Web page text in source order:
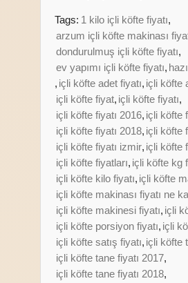
Tags: 1 kilo içli köfte fiyatı,
arzum içli köfte makinası
dondurulmuş içli köfte fiyatı,
ev yapımı içli köfte fiyatı,
, içli köfte adet fiyatı, içli köfte
içli köfte fiyat, içli köfte fiyatı,
içli köfte fiyatı 2016, içli köfte
içli köfte fiyatı 2018, içli köfte
içli köfte fiyatı izmir, içli köfte
içli köfte fiyatları, içli köfte kg
içli köfte kilo fiyatı, içli köfte
içli köfte makinası fiyatı ne
içli köfte makinesi fiyatı, içli
içli köfte porsiyon fiyatı, içli
içli köfte satış fiyatı, içli köfte
içli köfte tane fiyatı 2017,
içli köfte tane fiyatı 2018,